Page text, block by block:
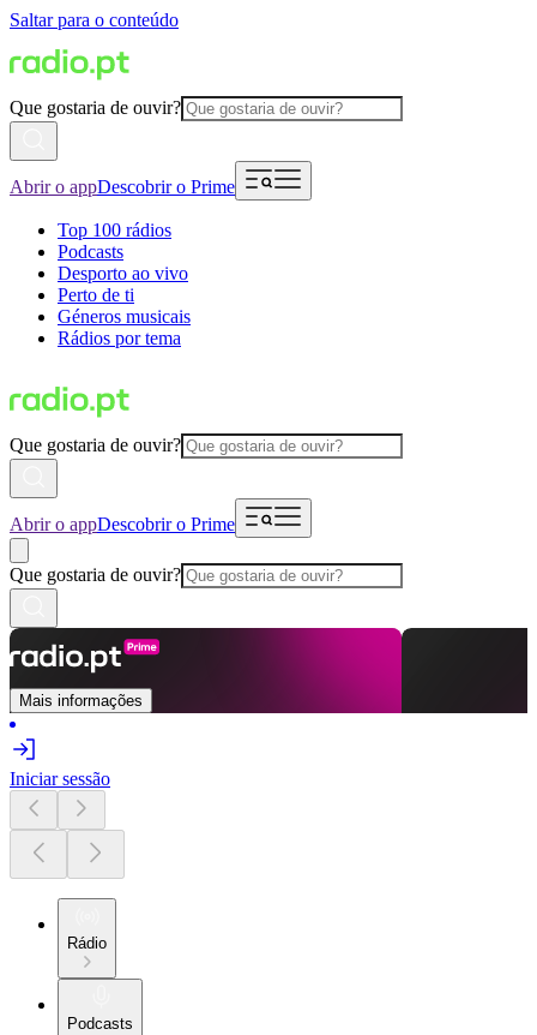
Saltar para o conteúdo
Que gostaria de ouvir?
Abrir o appDescobrir o Prime
Top 100 rádios
Podcasts
Desporto ao vivo
Perto de ti
Géneros musicais
Rádios por tema
Que gostaria de ouvir?
Abrir o appDescobrir o Prime
Que gostaria de ouvir?
Mais informações
Iniciar sessão
Rádio
Podcasts